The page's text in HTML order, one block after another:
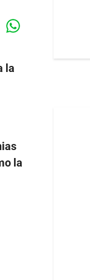
la
la